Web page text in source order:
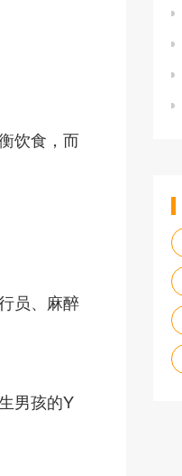
饮食，而
员、麻醉
男孩的Y